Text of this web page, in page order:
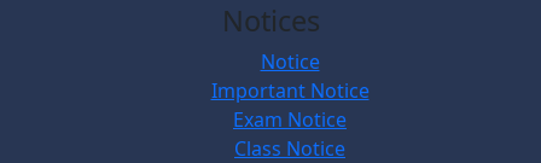
Notices
Notice
Important Notice
Exam Notice
Class Notice